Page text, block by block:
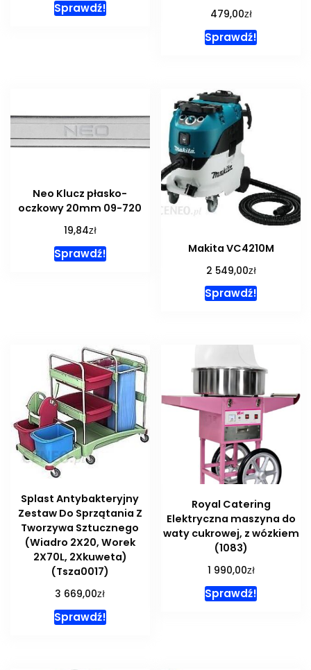
Sprawdź! 479,00zł
Sprawdź!
Neo Klucz płasko-
oczkowy 20mm 09-720
19,84zł
Sprawdź! Makita VC4210M
2 549,00zł
Sprawdź!
Splast Antybakteryjny
Zestaw Do Sprzątania Z
Tworzywa Sztucznego
(Wiadro 2X20, Worek
2X70L, 2Xkuweta)
(Tsza0017)
3 669,00zł
Sprawdź!
Royal Catering
Elektryczna maszyna do
waty cukrowej, z wózkiem
(1083)
1 990,00zł
Sprawdź!